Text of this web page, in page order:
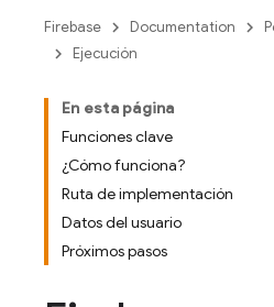
Firebase Documentation
Ejecución
En esta página
Funciones clave
¿Cómo funciona?
Ruta de implementación
Datos del usuario
Próximos pasos